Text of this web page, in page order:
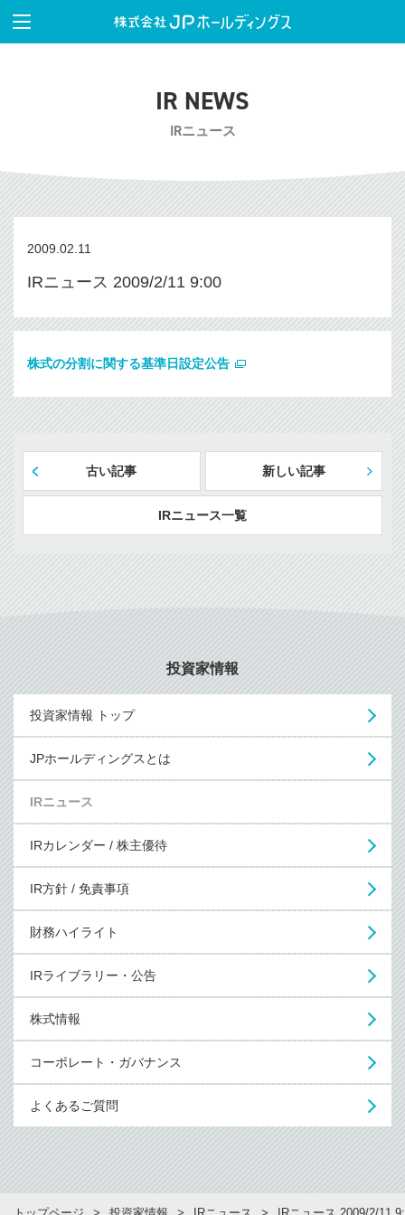
IR NEWS
IRニュース
2009.02.11
IRニュース 2009/2/11 9:00
株式の分割に関する基準日設定公告
古い記事 新しい記事
IRニュース一覧
投資家情報
投資家情報 トップ
JPホールディングスとは
IRニュース
IRカレンダー / 株主優待
IR方針 / 免責事項
財務ハイライト
IRライブラリー・公告
株式情報
コーポレート・ガバナンス
よくあるご質問